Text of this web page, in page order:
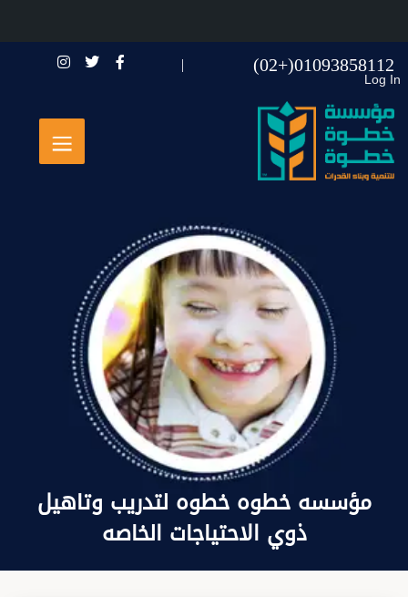
01093858112(+02)
مؤسسه خطوه خطوه لتدريب وتاهيل
ذوي الاحتياجات الخاصه
Log In